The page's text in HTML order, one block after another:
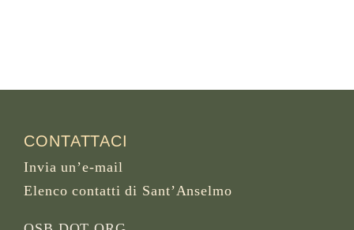
CONTATTACI
Invia un’e-mail
Elenco contatti di Sant’Anselmo